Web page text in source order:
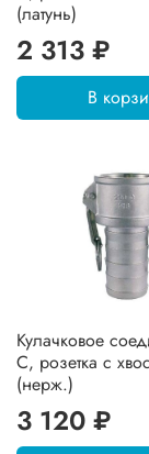
(латунь)
2 313 ₽
В
Кулачковое
C, розетка с
(нерж.)
3 120 ₽